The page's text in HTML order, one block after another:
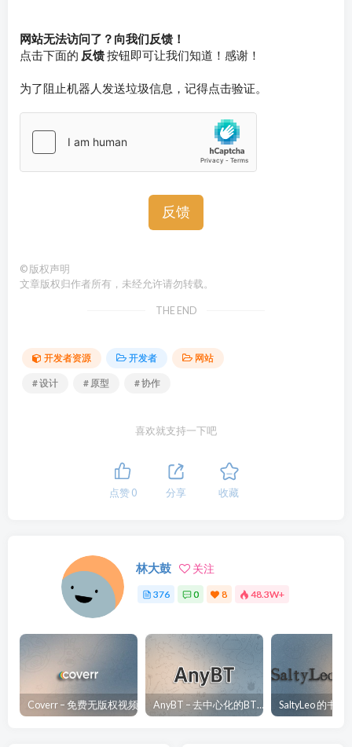
网站无法访问了？向我们反馈！
点击下面的 反馈按钮即可让我们知道！感谢！
为了阻止机器人发送垃圾信息，记得点击验证。
反馈
© 版权声明
文章版权归作者所有，未经允许请勿转载。
THE END
开发者资源 开发者 网站
# 设计 # 原型 # 协作
喜欢就支持一下吧
点赞 0 分享 收藏
林大鼓 关注
376 0 8 48.3W+
AnyBT – 去中心化的BT资源下载网站